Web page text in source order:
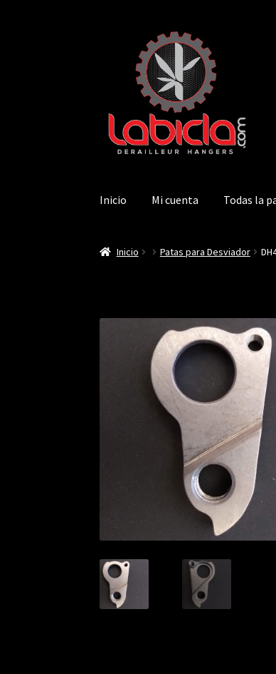
navegación
contenido
Inicio Mi cuenta Todas la
Inicio Patas para Desviador